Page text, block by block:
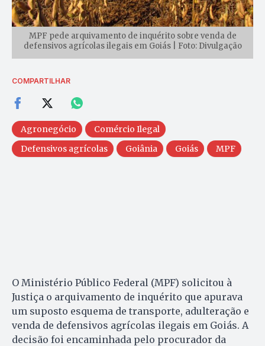
MPF pede arquivamento de inquérito sobre venda de
defensivos agrícolas ilegais em Goiás | Foto: Divulgação
COMPARTILHAR
Agronegócio
Comércio Ilegal
Defensivos agrícolas
Goiânia Goiás MPF
O Ministério Público Federal (MPF) solicitou à
Justiça o arquivamento de inquérito que apurava
um suposto esquema de transporte, adulteração e
venda de defensivos agrícolas ilegais em Goiás. A
decisão foi encaminhada pelo procurador da